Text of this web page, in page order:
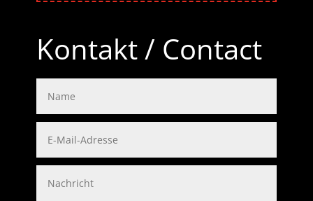
Kontakt / Contact